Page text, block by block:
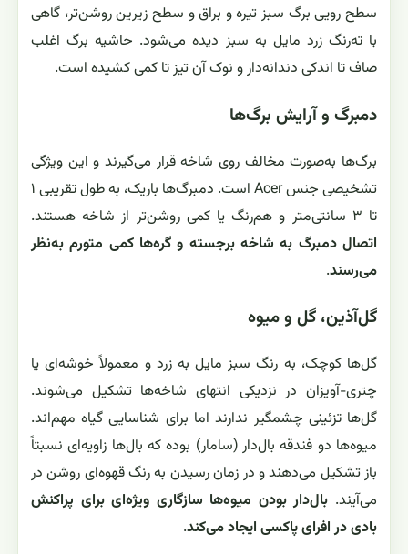
سطح رویی برگ سبز تیره و براق و سطح زیرین روشن‌تر، گاهی
با ته‌رنگ زرد مایل به سبز دیده می‌شود. حاشیه برگ اغلب
صاف تا اندکی دندانه‌دار و نوک آن تیز تا کمی کشیده است.
دمبرگ و آرایش برگ‌ها
برگ‌ها به‌صورت مخالف روی شاخه قرار می‌گیرند و این ویژگی
تشخیصی جنس Acer است. دمبرگ‌ها باریک، به طول تقریبی ۱
تا ۳ سانتی‌متر و هم‌رنگ یا کمی روشن‌تر از شاخه هستند.
اتصال دمبرگ به شاخه برجسته و گره‌ها کمی متورم به‌نظر
می‌رسند.
گل‌آذین، گل و میوه
گل‌ها کوچک، به رنگ سبز مایل به زرد و معمولاً خوشه‌ای یا
چتری-آویزان در نزدیکی انتهای شاخه‌ها تشکیل می‌شوند.
گل‌ها تزئینی چشمگیر ندارند اما برای شناسایی گیاه مهم‌اند.
میوه‌ها دو فندقه بال‌دار (سامار) بوده که بال‌ها زاویه‌ای نسبتاً
باز تشکیل می‌دهند و در زمان رسیدن به رنگ قهوه‌ای روشن در
می‌آیند. بال‌دار بودن میوه‌ها سازگاری ویژه‌ای برای پراکنش
بادی در افرای پاکسی ایجاد می‌کند.